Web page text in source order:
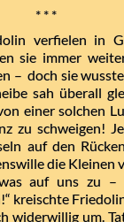
* * *
verfielen in
sie immer
– doch sie
sah überall
einer solchen
zu schweigen!
auf den
die Kleinen
auf uns zu
kreischte
widerwillig um.